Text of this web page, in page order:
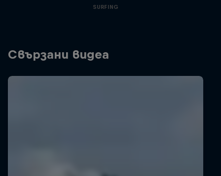
SURFING
Свързани видеа